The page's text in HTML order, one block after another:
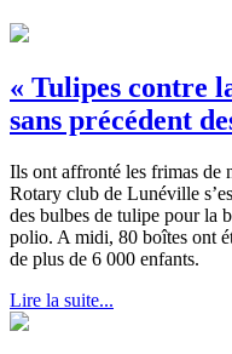
« Tulipes contre
sans précédent
Ils ont affronté les frimas de
Rotary club de Lunéville
des bulbes de tulipe pour la
polio. A midi, 80 boîtes ont
de plus de 6 000 enfants.
Lire la suite...